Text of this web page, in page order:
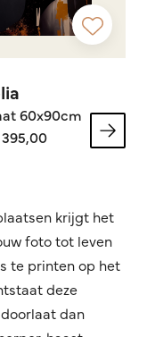
60x90cm
krijgt het
foto tot leven
te printen op het
deze
dan